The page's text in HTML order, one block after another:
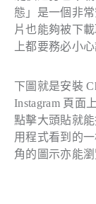
態」是一個非
片也能夠被下
上都要務必小
下圖就是安裝
Instagram 頁面
點擊大頭貼就
用程式看到的
角的圖示亦能瀏